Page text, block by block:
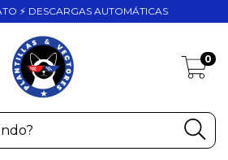
⚡ DESCARGAS AUTOMÁTICAS
0